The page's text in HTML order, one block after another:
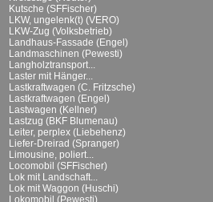
Kutsche (SFFischer)
LKW, ungelenk(t) (VERO)
LKW-Zug (Volksbetrieb)
Landhaus-Fassade (Engel)
Landmaschinen (Pewesti)
Langholztransport...
Laster mit Hänger...
Lastkraftwagen (C. Fritzsche)
Lastkraftwagen (Engel)
Lastwagen (Kellner)
Lastzug (BKF Blumenau)
Leiter, perplex (Liebehenz)
Liefer-Dreirad (Spranger)
Limousine, poliert...
Locomobil (SFFischer)
Lok mit Landschaft...
Lok mit Waggon (Huschi)
Lokomobil (Pewesti)